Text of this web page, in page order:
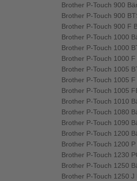
Brother P-Touch 900
Brother P-Touch 900
Brother P-Touch 900 F
Brother P-Touch 1000
Brother P-Touch 1000
Brother P-Touch 1000
Brother P-Touch 1005
Brother P-Touch 1005
Brother P-Touch 1005
Brother P-Touch 1010
Brother P-Touch 1080
Brother P-Touch 1090
Brother P-Touch 1200
Brother P-Touch 1200
Brother P-Touch 1230
Brother P-Touch 1250
Brother P-Touch 1250 J